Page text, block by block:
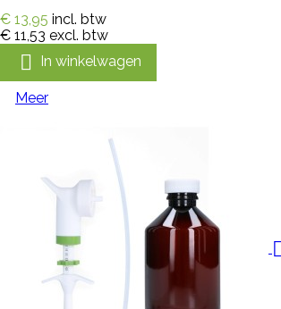
€ 13,95 incl. btw
€ 11,53 excl. btw
 In winkelwagen
Meer